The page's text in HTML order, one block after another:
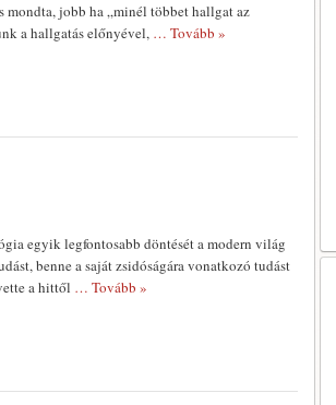
jobb ha „minél többet hallgat az
a hallgatás előnyével, … Tovább »
egyik legfontosabb döntését a modern világ
benne a saját zsidóságára vonatkozó tudást
a hittől … Tovább »